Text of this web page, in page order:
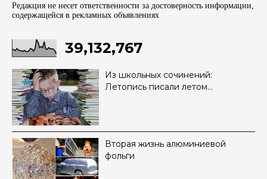
Редакция не несет ответственности за достоверность информации,
содержащейся в рекламных объявленияx
39,132,767
Из школьных сочинений:
Летопись писали летом…
Вторая жизнь алюминиевой
фольги